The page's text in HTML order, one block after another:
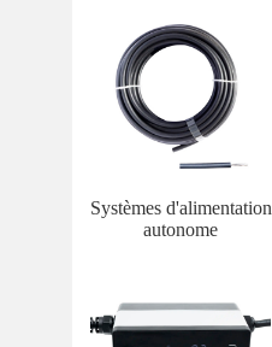
Systèmes d'alimentation
autonome